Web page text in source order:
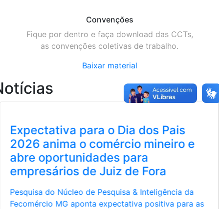
Convenções
Fique por dentro e faça download das CCTs,
as convenções coletivas de trabalho.
Baixar material
as
Julho é o momento de planejar:
como preparar sua empresa
vender mais no segundo
de 2026
Com datas estratégicas como Dia dos Pais,
Friday e Natal no horizonte, planejamento é o